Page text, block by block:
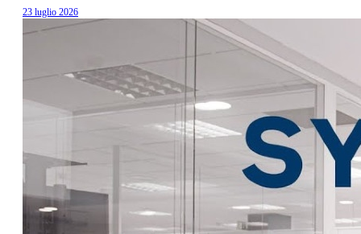
23 luglio 2026